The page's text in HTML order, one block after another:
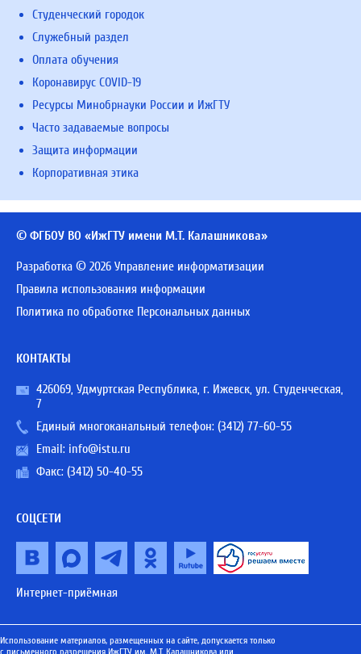
Студенческий городок
Служебный раздел
Оплата обучения
Коронавирус COVID-19
Ресурсы Минобрнауки России и ИжГТУ
Часто задаваемые вопросы
Защита информации
Корпоративная этика
© ФГБОУ ВО «ИжГТУ имени М.Т. Калашникова»
Разработка © 2026 Управление информатизации
Правила использования информации
Политика по обработке Персональных данных
КОНТАКТЫ
426069, Удмуртская Республика, г. Ижевск, ул. Студенческая,
7
Единый многоканальный телефон: (3412) 77-60-55
Email: info@istu.ru
Факс: (3412) 50-40-55
СОЦСЕТИ
Интернет-приёмная
Использование материалов, размещенных на сайте, допускается только
с письменного разрешения ИжГТУ им. М.Т. Калашникова или